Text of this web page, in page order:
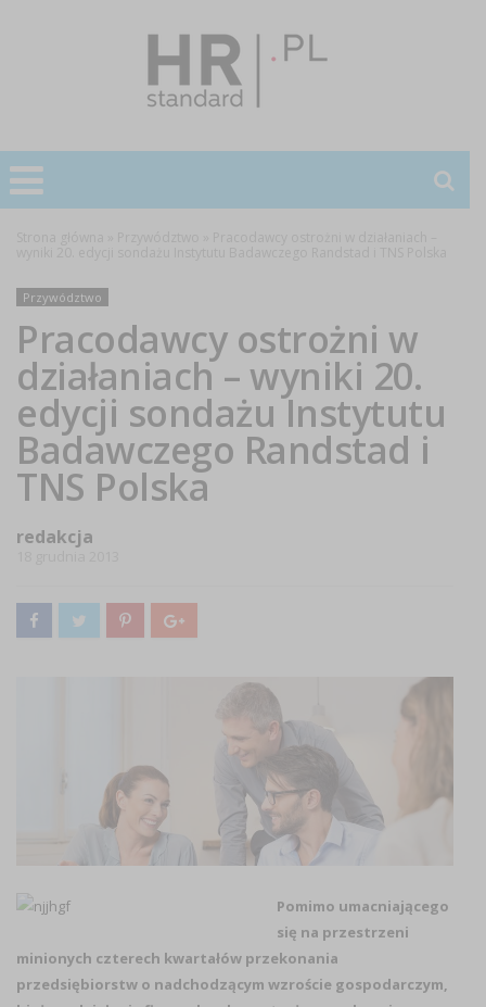
Przywództwo
Pracodawcy ostrożni w
działaniach – wyniki 20.
edycji sondażu Instytutu
Badawczego Randstad i
TNS Polska
redakcja
Pomimo umacniającego
się na przestrzeni
minionych czterech kwartałów przekonania
przedsiębiorstw o nadchodzącym wzroście gospodarczym,